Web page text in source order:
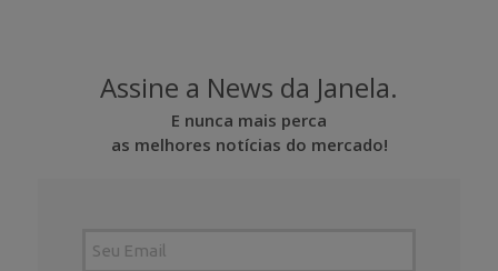
Assine a News da Janela.
E nunca mais perca
as melhores notícias do mercado!